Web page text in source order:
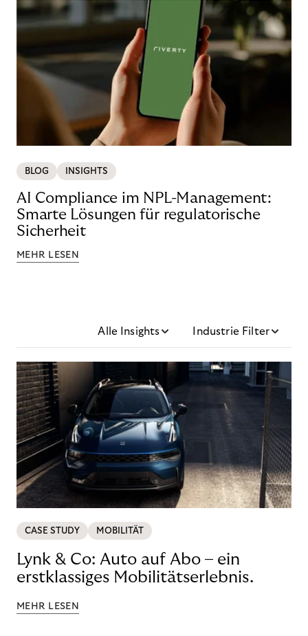
BLOG INSIGHTS
AI Compliance im NPL-Management:
Smarte Lösungen für regulatorische
Sicherheit
MEHR LESEN
Alle Insights Industrie Filter
CASE STUDY MOBILITÄT
Lynk & Co: Auto auf Abo – ein
erstklassiges Mobilitätserlebnis.
MEHR LESEN